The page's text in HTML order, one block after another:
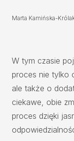
Marta Kamińska-
W tym czasie
proces nie tylko
ale także o
ciekawe, obie
proces dzięki